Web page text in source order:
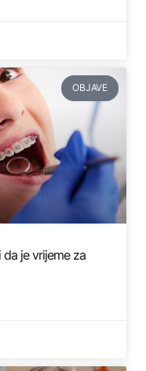
OBJAVE
je vrijeme za